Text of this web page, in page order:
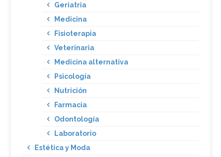
Geriatria
Medicina
Fisioterapia
Veterinaria
Medicina alternativa
Psicología
Nutrición
Farmacia
Odontología
Laboratorio
Estética y Moda